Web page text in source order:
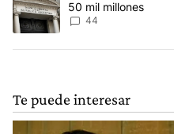
50 mil millones
44